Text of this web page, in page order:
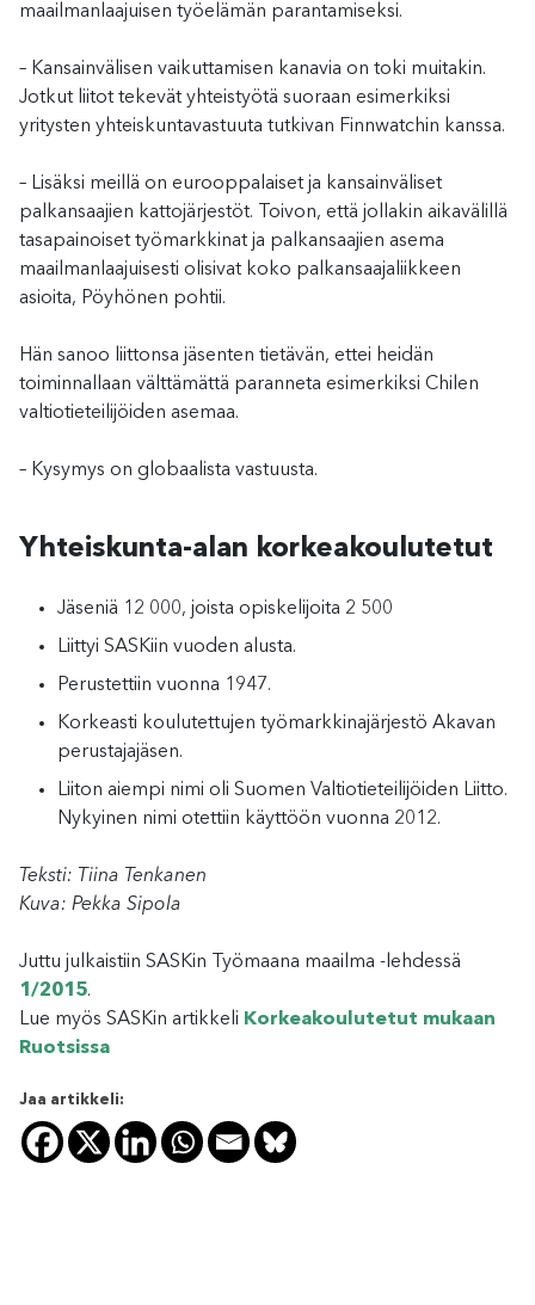
maailmanlaajuisen työelämän parantamiseksi.
– Kansainvälisen vaikuttamisen kanavia on toki muitakin.
Jotkut liitot tekevät yhteistyötä suoraan esimerkiksi
yritysten yhteiskuntavastuuta tutkivan Finnwatchin kanssa.
– Lisäksi meillä on eurooppalaiset ja kansainväliset
palkansaajien kattojärjestöt. Toivon, että jollakin aikavälillä
tasapainoiset työmarkkinat ja palkansaajien asema
maailmanlaajuisesti olisivat koko palkansaajaliikkeen
asioita, Pöyhönen pohtii.
Hän sanoo liittonsa jäsenten tietävän, ettei heidän
toiminnallaan välttämättä paranneta esimerkiksi Chilen
valtiotieteilijöiden asemaa.
– Kysymys on globaalista vastuusta.
Yhteiskunta-alan korkeakoulutetut
Jäseniä 12 000, joista opiskelijoita 2 500
Liittyi SASKiin vuoden alusta.
Perustettiin vuonna 1947.
Korkeasti koulutettujen työmarkkinajärjestö Akavan
perustajajäsen.
Liiton aiempi nimi oli Suomen Valtiotieteilijöiden Liitto.
Nykyinen nimi otettiin käyttöön vuonna 2012.
Teksti: Tiina Tenkanen
Kuva: Pekka Sipola
Juttu julkaistiin SASKin Työmaana maailma -lehdessä
1/2015.
Lue myös SASKin artikkeli Korkeakoulutetut mukaan
Ruotsissa
Jaa artikkeli: